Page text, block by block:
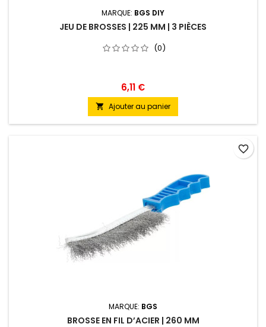
MARQUE: BGS DIY
JEU DE BROSSES | 225 MM | 3 PIÈCES
(0)
6,11 €
 Ajouter au panier
MARQUE: BGS
BROSSE EN FIL D’ACIER | 260 MM
favorite_border